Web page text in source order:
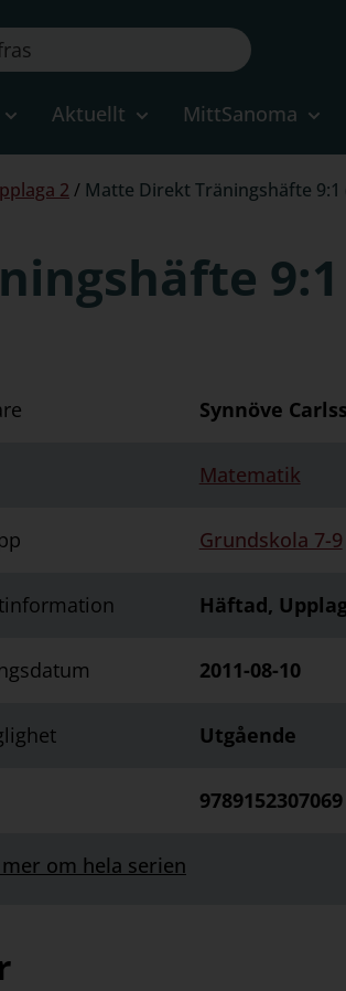
Aktuellt MittSanoma
2 / Matte Direkt Träningshäfte
Synnöve
Matematik
Grundskola 7-9
Häftad,
2011-08-10
Utgående
9789152307069
mer om hela serien